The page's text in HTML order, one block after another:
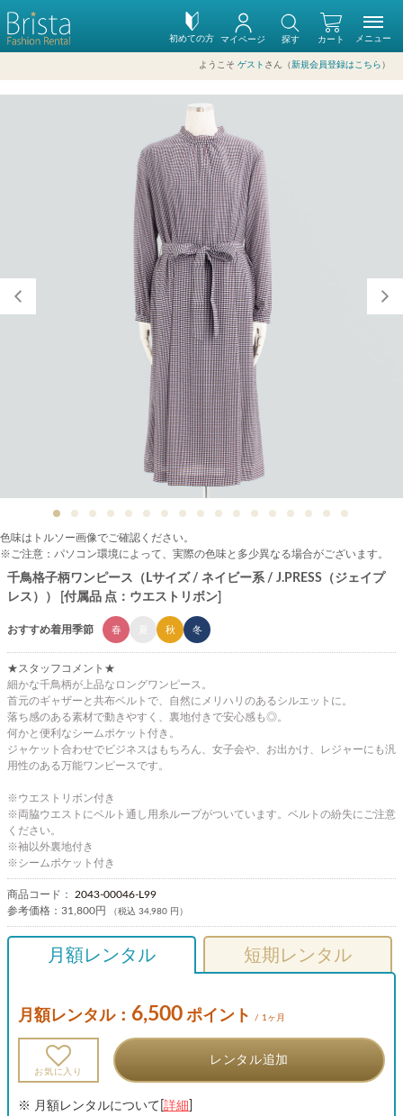
初めての方 カート
マイページ 探す
ようこそ ゲスト さん（新規会員登録はこちら ）
メニュー
色味はトルソー画像でご確認ください。
※ご注意：パソコン環境によって、実際の色味と多少異なる場合がございます。
千鳥格子柄ワンピース（Lサイズ / ネイビー系 / J.PRESS（ジェイプ
レス）） [付属品 点：ウエストリボン]
おすすめ着用季節 春 秋 冬
★スタッフコメント★
細かな千鳥柄が上品なロングワンピース。
首元のギャザーと共布ベルトで、自然にメリハリのあるシルエットに。
落ち感のある素材で動きやすく、裏地付きで安心感も◎。
何かと便利なシームポケット付き。
ジャケット合わせでビジネスはもちろん、女子会や、お出かけ、レジャーにも汎
用性のある万能ワンピースです。
※ウエストリボン付き
※両脇ウエストにベルト通し用糸ループがついています。ベルトの紛失にご注意
ください。
※袖以外裏地付き
※シームポケット付き
商品コード： 2043-00046-L99
参考価格： 31,800円 （税込 34,980 円）
月額レンタル 短期レンタル
月額レンタル： 6,500 ポイント / 1ヶ月
お気に入り
レンタル追加
※ 月額レンタルについて[ 詳細